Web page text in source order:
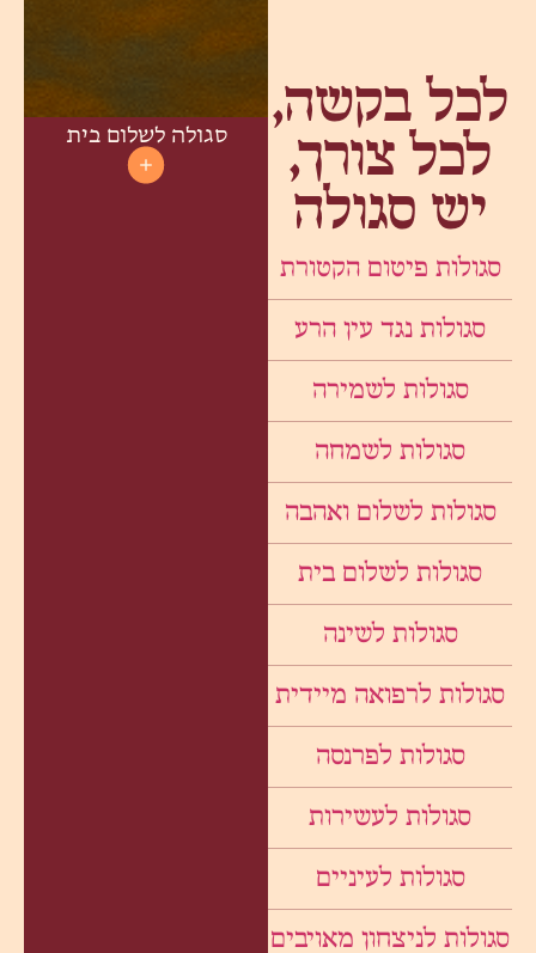
לכל בקשה,
לכל צורך,
יש סגולה
סגולות פיטום הקטורת
סגולות נגד עין הרע
סגולות לשמירה
סגולות לשמחה
סגולות לשלום ואהבה
סגולות לשלום בית
סגולות לשינה
סגולות לרפואה מיידית
סגולות לפרנסה
סגולות לעשירות
סגולות לעיניים
סגולות לניצחון מאויבים
סגולה לשלום בית